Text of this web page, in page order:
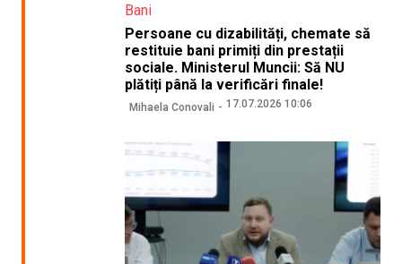
Bani
Persoane cu dizabilități, chemate să
restituie bani primiți din prestații
sociale. Ministerul Muncii: Să NU
plătiți până la verificări finale!
Mihaela Conovali 17.07.2026 10:06